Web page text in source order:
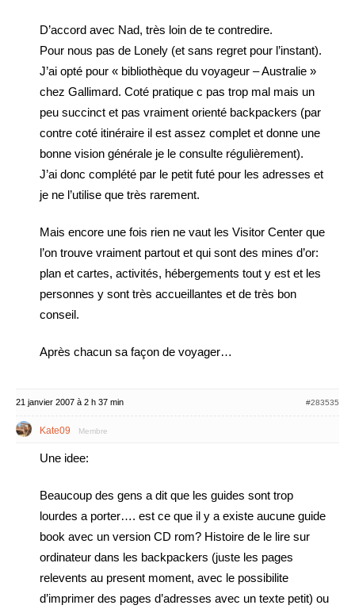
D’accord avec Nad, très loin de te contredire.
Pour nous pas de Lonely (et sans regret pour l’instant).
J’ai opté pour « bibliothèque du voyageur – Australie »
chez Gallimard. Coté pratique c pas trop mal mais un
peu succinct et pas vraiment orienté backpackers (par
contre coté itinéraire il est assez complet et donne une
bonne vision générale je le consulte régulièrement).
J’ai donc complété par le petit futé pour les adresses et
je ne l’utilise que très rarement.
Mais encore une fois rien ne vaut les Visitor Center que
l’on trouve vraiment partout et qui sont des mines d’or:
plan et cartes, activités, hébergements tout y est et les
personnes y sont très accueillantes et de très bon
conseil.
Après chacun sa façon de voyager…
21 janvier 2007 à 2 h 37 min #283535
Kate09 Membre
Une idee:
Beaucoup des gens a dit que les guides sont trop
lourdes a porter…. est ce que il y a existe aucune guide
book avec un version CD rom? Histoire de le lire sur
ordinateur dans les backpackers (juste les pages
relevents au present moment, avec le possibilite
d’imprimer des pages d’adresses avec un texte petit) ou